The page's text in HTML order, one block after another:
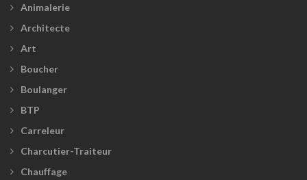
Animalerie
Architecte
Art
Boucher
Boulanger
BTP
Carreleur
Charcutier-Traiteur
Chauffage